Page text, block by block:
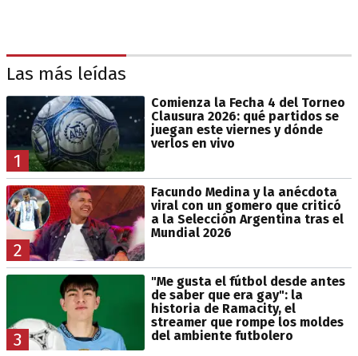
Las más leídas
1
Comienza la Fecha 4 del Torneo
Clausura 2026: qué partidos se
juegan este viernes y dónde
verlos en vivo
2
Facundo Medina y la anécdota
viral con un gomero que criticó
a la Selección Argentina tras el
Mundial 2026
3
"Me gusta el fútbol desde antes
de saber que era gay": la
historia de Ramacity, el
streamer que rompe los moldes
del ambiente futbolero